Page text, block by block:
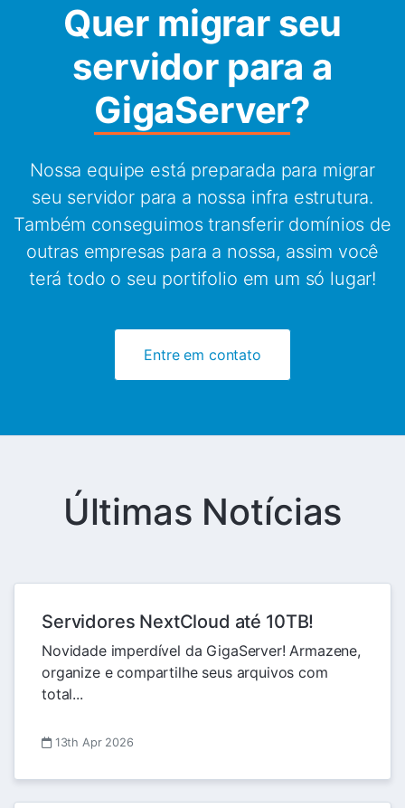
Quer migrar seu
servidor para a
GigaServer?
Nossa equipe está preparada para migrar
seu servidor para a nossa infra estrutura.
Também conseguimos transferir domínios de
outras empresas para a nossa, assim você
terá todo o seu portifolio em um só lugar!
Entre em contato
Últimas Notícias
Servidores NextCloud até 10TB!
Novidade imperdível da GigaServer! Armazene,
organize e compartilhe seus arquivos com
total...
13th Apr 2026